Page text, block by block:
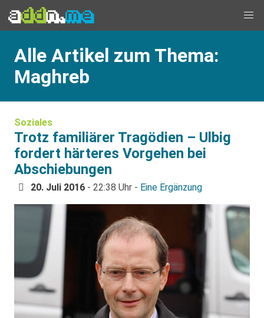
Alle Artikel zum Thema:
Maghreb
Soziales
Trotz familiärer Tragödien – Ulbig
fordert härteres Vorgehen bei
Abschiebungen
20. Juli 2016 - 22:38 Uhr - Eine Ergänzung